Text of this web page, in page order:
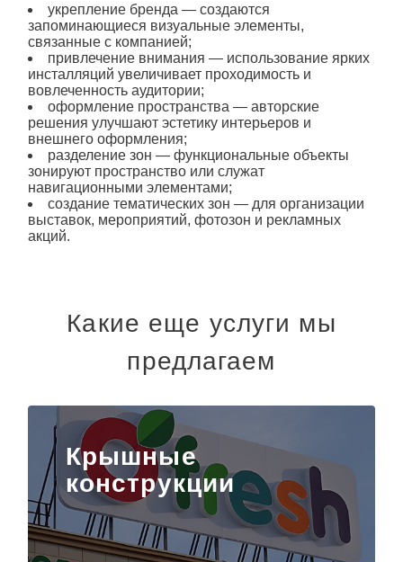
укрепление бренда — создаются
запоминающиеся визуальные элементы,
связанные с компанией;
привлечение внимания — использование ярких
инсталляций увеличивает проходимость и
вовлеченность аудитории;
оформление пространства — авторские
решения улучшают эстетику интерьеров и
внешнего оформления;
разделение зон — функциональные объекты
зонируют пространство или служат
навигационными элементами;
создание тематических зон — для организации
выставок, мероприятий, фотозон и рекламных
акций.
Какие еще услуги мы
предлагаем
Крышные
конструкции